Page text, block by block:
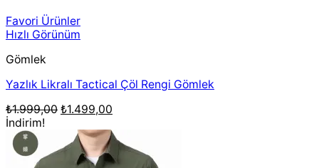
Favori Ürünler
Hızlı Görünüm
Gömlek
Yazlık Likralı Tactical Çöl Rengi Gömlek
₺1.999,00 Orijinal
₺1.999,00.
₺1.499,00
fiyat:
₺1.499,00.
İndirim!